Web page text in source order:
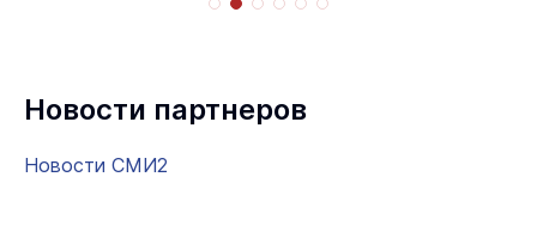
Новости партнеров
Новости СМИ2